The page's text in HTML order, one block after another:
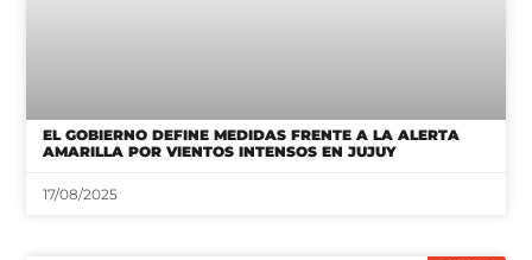
EL GOBIERNO DEFINE MEDIDAS FRENTE A LA ALERTA
AMARILLA POR VIENTOS INTENSOS EN JUJUY
17/08/2025